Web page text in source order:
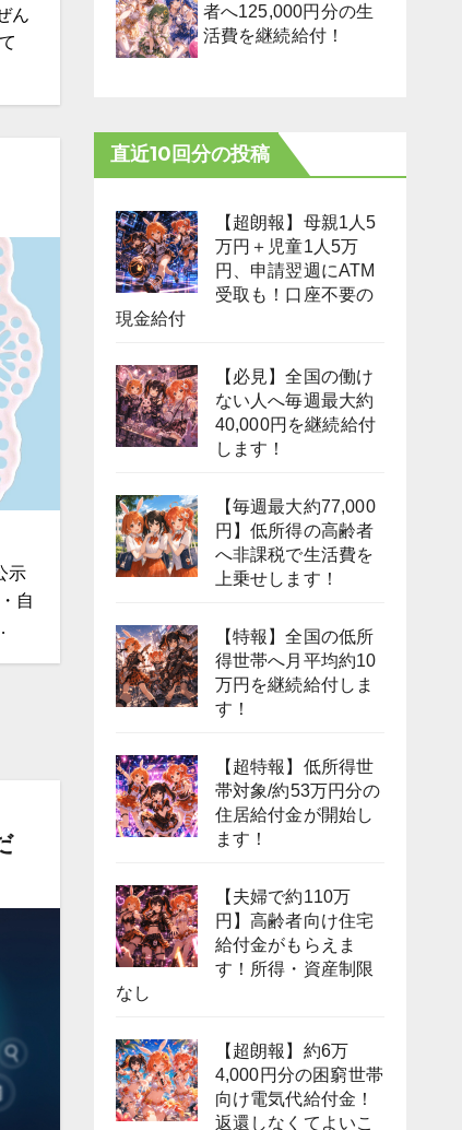
ん
示
自
者へ125,000円分の生
活費を継続給付！
直近10回分の投稿
【超朗報】母親1人5
万円＋児童1人5万
円、申請翌週にATM
受取も！口座不要の
現金給付
【必見】全国の働け
ない人へ毎週最大約
40,000円を継続給付
します！
【毎週最大約77,000
円】低所得の高齢者
へ非課税で生活費を
上乗せします！
【特報】全国の低所
得世帯へ月平均約10
万円を継続給付しま
す！
【超特報】低所得世
帯対象/約53万円分の
住居給付金が開始し
ます！
【夫婦で約110万
円】高齢者向け住宅
給付金がもらえま
す！所得・資産制限
なし
【超朗報】約6万
4,000円分の困窮世帯
向け電気代給付金！
返還しなくてよいこ